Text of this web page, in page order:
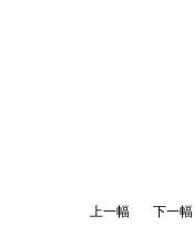
上一幅 下一幅